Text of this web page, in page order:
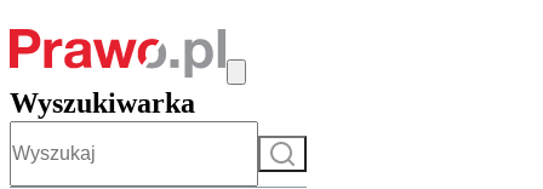
Wyszukiwarka
Szukaj